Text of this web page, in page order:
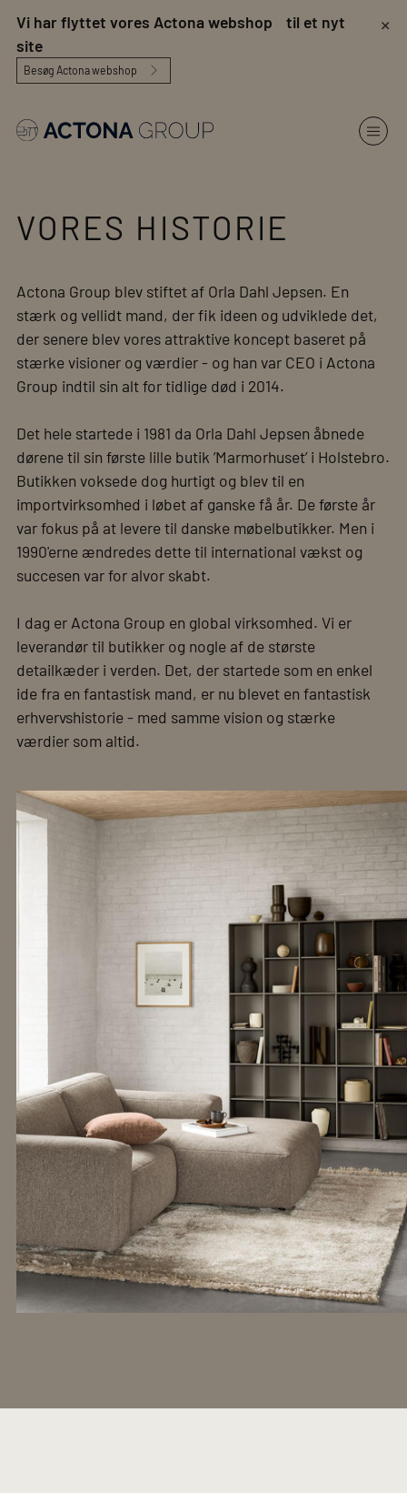
Vi har flyttet vores Actona webshop til et nyt
site
Besøg Actona webshop
×
VORES HISTORIE
Actona Group blev stiftet af Orla Dahl Jepsen. En
stærk og vellidt mand, der fik ideen og udviklede det,
der senere blev vores attraktive koncept baseret på
stærke visioner og værdier - og han var CEO i Actona
Group indtil sin alt for tidlige død i 2014.
Det hele startede i 1981 da Orla Dahl Jepsen åbnede
dørene til sin første lille butik ’Marmorhuset’ i Holstebro.
Butikken voksede dog hurtigt og blev til en
importvirksomhed i løbet af ganske få år. De første år
var fokus på at levere til danske møbelbutikker. Men i
1990'erne ændredes dette til international vækst og
succesen var for alvor skabt.
I dag er Actona Group en global virksomhed. Vi er
leverandør til butikker og nogle af de største
detailkæder i verden. Det, der startede som en enkel
ide fra en fantastisk mand, er nu blevet en fantastisk
erhvervshistorie - med samme vision og stærke
værdier som altid.